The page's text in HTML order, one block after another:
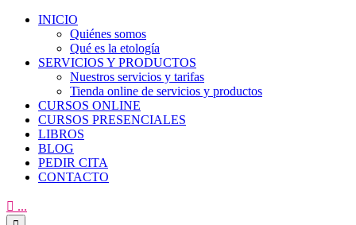
INICIO
Quiénes somos
Qué es la etología
SERVICIOS Y PRODUCTOS
Nuestros servicios y tarifas
Tienda online de servicios y productos
CURSOS ONLINE
CURSOS PRESENCIALES
LIBROS
BLOG
PEDIR CITA
CONTACTO
 ...